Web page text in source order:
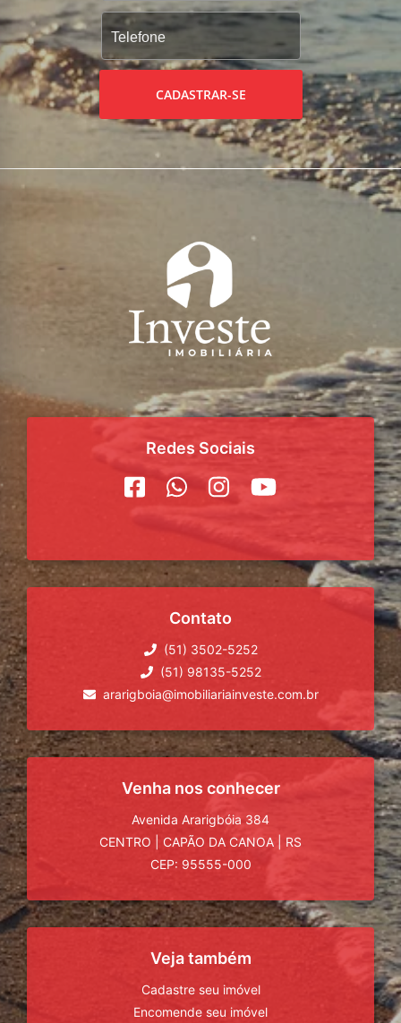
CADASTRAR-SE
Redes Sociais
Contato
(51) 3502-5252
(51) 98135-5252
ararigboia@imobiliariainveste.com.br
Venha nos conhecer
Avenida Ararigbóia 384
CENTRO
CAPÃO DA CANOA
RS
CEP: 95555-000
Veja também
Cadastre seu imóvel
Encomende seu imóvel